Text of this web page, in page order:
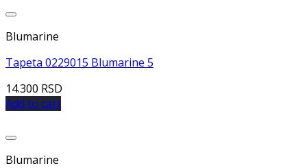
Blumarine
Tapeta 0229015 Blumarine 5
14.300 RSD
Add to cart
Blumarine